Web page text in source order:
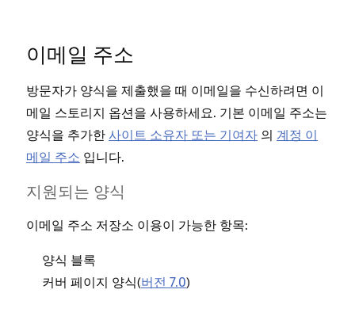
이메일 주소
방문자가 양식을 제출했을 때 이메일을 수신하려면 이
메일 스토리지 옵션을 사용하세요. 기본 이메일 주소는
양식을 추가한 사이트 소유자 또는 기여자 의 계정 이
메일 주소 입니다.
지원되는 양식
이메일 주소 저장소 이용이 가능한 항목:
양식 블록
커버 페이지 양식(버전 7.0)